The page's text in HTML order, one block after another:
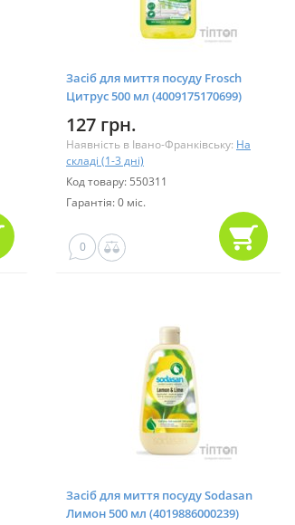
Засіб для миття посуду Frosch
Цитрус 500 мл (4009175170699)
127 грн.
Наявність в Івано-Франківську: На
складі (1-3 дні)
Код товару: 550311
Гарантія: 0 міс.
0
Засіб для миття посуду Sodasan
Лимон 500 мл (4019886000239)